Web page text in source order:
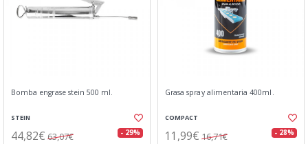
Bomba engrase stein 500 ml.
STEIN
44,82€ 63,07€ - 29%
Grasa spray alimentaria 400ml.
COMPACT
11,99€ 16,71€ - 28%